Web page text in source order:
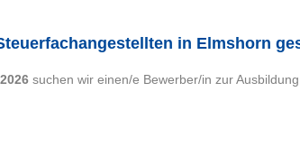
in Elmshorn
suchen wir einen/e Bewerber/in zur